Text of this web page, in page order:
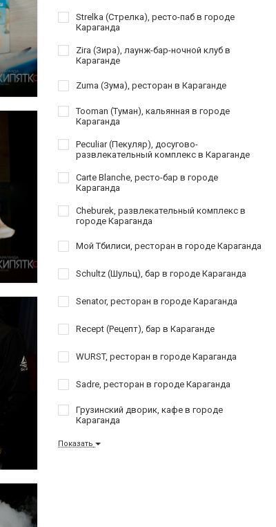
Strelka (Стрелка), ресто-паб в городе
Караганда
Zira (Зира), лаунж-бар-ночной клуб в
Караганде
Zuma (Зума), ресторан в Караганде
Tooman (Туман), кальянная в городе
Караганда
Peculiar (Пекуляр), досугово-
развлекательный комплекс в Караганде
Carte Blanche, ресто-бар в городе
Караганда
Cheburek, развлекательный комплекс в
городе Караганда
Мой Тбилиси, ресторан в городе Караганда
Schultz (Шульц), бар в городе Караганда
Senator, ресторан в городе Караганда
Recept (Рецепт), бар в Караганде
WURST, ресторан в городе Караганда
Sadre, ресторан в городе Караганда
Грузинский дворик, кафе в городе
Караганда
Показать